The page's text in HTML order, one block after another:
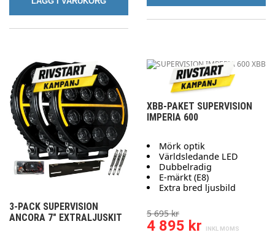
3-PACK SUPERVISION
ANCORA 7" EXTRALJUSKIT
XBB-PAKET SUPERVISION
IMPERIA 600
Mörk optik
Världsledande LED
Dubbelradig
E-märkt (E8)
Extra bred ljusbild
5 695 kr
4 895 kr